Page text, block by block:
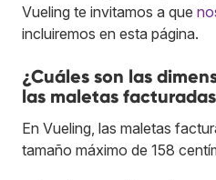
Vueling te invitamos a que
incluiremos en esta página.
¿Cuáles son las
las maletas
En Vueling, las maletas
tamaño máximo de 158